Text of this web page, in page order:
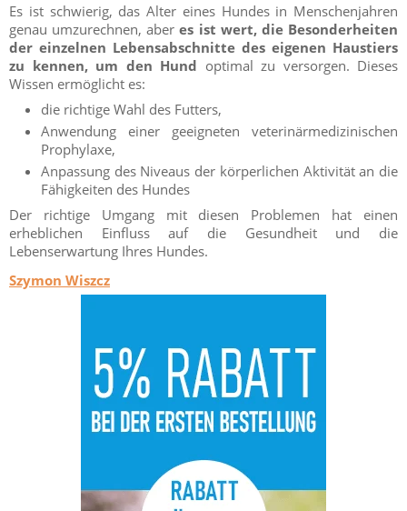
Es ist schwierig, das Alter eines Hundes in Menschenjahren
genau umzurechnen, aberes ist wert, die Besonderheiten
der einzelnen Lebensabschnitte des eigenen Haustiers
zu kennen, um den Hund optimal zu versorgen. Dieses
Wissen ermöglicht es:
die richtige Wahl des Futters,
Anwendung einer geeigneten veterinärmedizinischen
Prophylaxe,
Anpassung des Niveaus der körperlichen Aktivität an die
Fähigkeiten des Hundes
Der richtige Umgang mit diesen Problemen hat einen
erheblichen Einfluss auf die Gesundheit und die
Lebenserwartung Ihres Hundes.
Szymon Wiszcz